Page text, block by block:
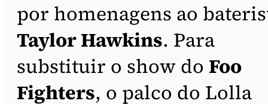
por homenagens ao
Taylor Hawkins. Para
substituir o show do Foo
Fighters, o palco do Lolla